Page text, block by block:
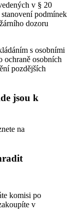
v § 20
podmínek
dozoru
s osobními
ochraně osobních
pozdějších
jsou k
na
komisi po
v